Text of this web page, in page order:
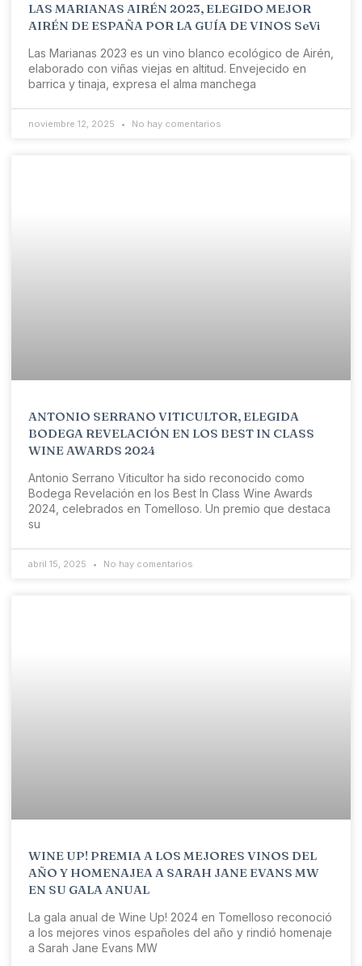
LAS MARIANAS AIRÉN 2023, ELEGIDO MEJOR
AIRÉN DE ESPAÑA POR LA GUÍA DE VINOS SeVi
Las Marianas 2023 es un vino blanco ecológico de Airén,
elaborado con viñas viejas en altitud. Envejecido en
barrica y tinaja, expresa el alma manchega
noviembre 12, 2025 No hay comentarios
ANTONIO SERRANO VITICULTOR, ELEGIDA
BODEGA REVELACIÓN EN LOS BEST IN CLASS
WINE AWARDS 2024
Antonio Serrano Viticultor ha sido reconocido como
Bodega Revelación en los Best In Class Wine Awards
2024, celebrados en Tomelloso. Un premio que destaca
su
abril 15, 2025 No hay comentarios
WINE UP! PREMIA A LOS MEJORES VINOS DEL
AÑO Y HOMENAJEA A SARAH JANE EVANS MW
EN SU GALA ANUAL
La gala anual de Wine Up! 2024 en Tomelloso reconoció
a los mejores vinos españoles del año y rindió homenaje
a Sarah Jane Evans MW